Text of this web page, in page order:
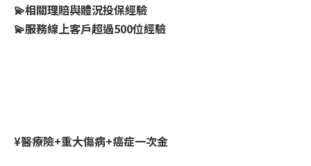
💫相關理賠與體況投保經驗
💫服務線上客戶超過500位經驗
¥醫療險+重大傷病+癌症一次金